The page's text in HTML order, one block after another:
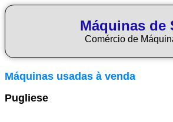
Máquinas de
Comércio de
Máquinas usadas à venda
Pugliese